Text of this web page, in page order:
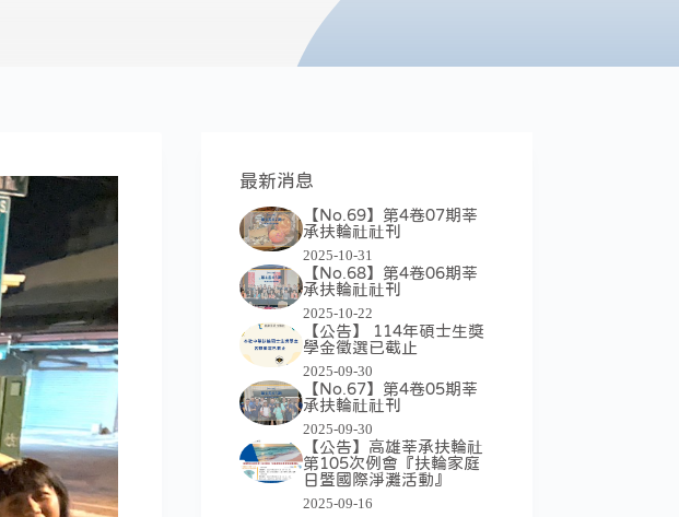
最新消息
【No.69】第4卷07期莘
承扶輪社社刊
2025-10-31
【No.68】第4卷06期莘
承扶輪社社刊
2025-10-22
【公告】 114年碩士生獎
學金徵選已截止
2025-09-30
【No.67】第4卷05期莘
承扶輪社社刊
2025-09-30
【公告】高雄莘承扶輪社
第105次例會『扶輪家庭
日暨國際淨灘活動』
2025-09-16